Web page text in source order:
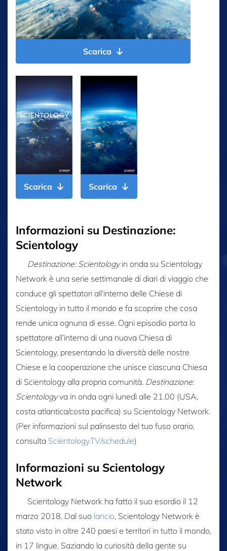
Scarica
Scarica Scarica
Informazioni su Destinazione:
Scientology
Destinazione: Scientologyin onda su Scientology
Network è una serie settimanale di diari di viaggio che
conduce gli spettatori all’interno delle Chiese di
Scientology in tutto il mondo e fa scoprire che cosa
rende unica ognuna di esse. Ogni episodio porta lo
spettatore all’interno di una nuova Chiesa di
Scientology, presentando la diversità delle nostre
Chiese e la cooperazione che unisce ciascuna Chiesa
di Scientology alla propria comunità. Destinazione:
Scientologyva in onda ogni lunedì alle 21.00 (USA,
costa atlantica/costa pacifica) su Scientology Network.
(Per informazioni sul palinsesto del tuo fuso orario,
consulta Scientology.TV/schedule)
Informazioni su Scientology
Network
Scientology Network ha fatto il suo esordio il 12
marzo 2018. Dal suo lancio, Scientology Network è
stato visto in oltre 240 paesi e territori in tutto il mondo,
in 17 lingue. Saziando la curiosità della gente su